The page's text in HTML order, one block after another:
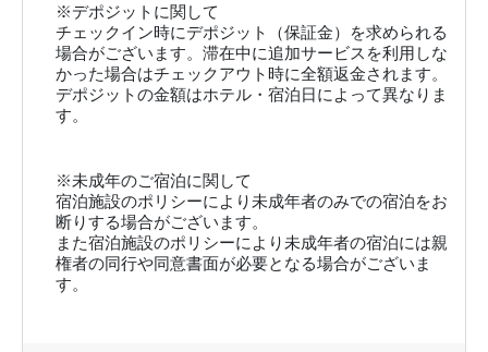
※デポジットに関して
チェックイン時にデポジット（保証金）を求められる
場合がございます。滞在中に追加サービスを利用しな
かった場合はチェックアウト時に全額返金されます。
デポジットの金額はホテル・宿泊日によって異なりま
す。
※未成年のご宿泊に関して
宿泊施設のポリシーにより未成年者のみでの宿泊をお
断りする場合がございます。
また宿泊施設のポリシーにより未成年者の宿泊には親
権者の同行や同意書面が必要となる場合がございま
す。